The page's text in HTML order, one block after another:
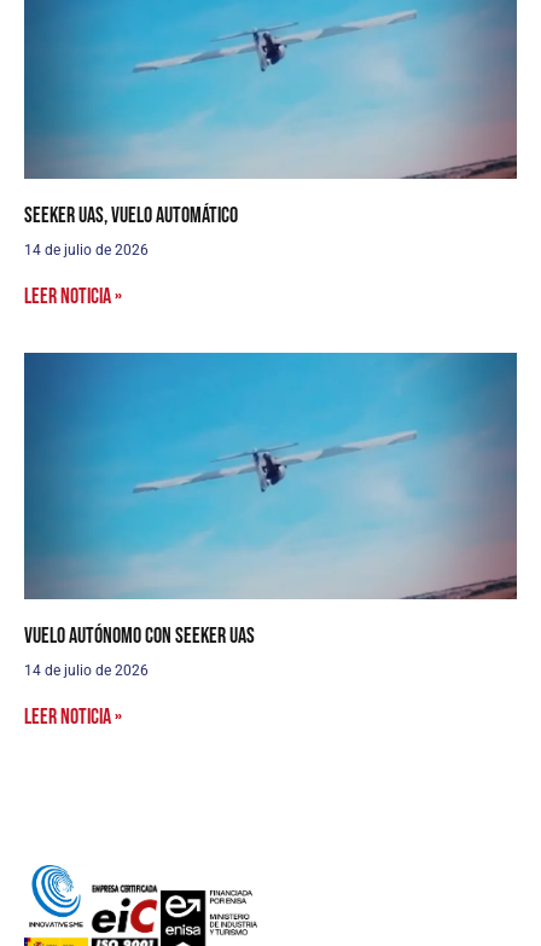
Seeker UAS, vuelo automático
14 de julio de 2026
Leer noticia »
Vuelo autónomo con Seeker UAS
14 de julio de 2026
Leer noticia »